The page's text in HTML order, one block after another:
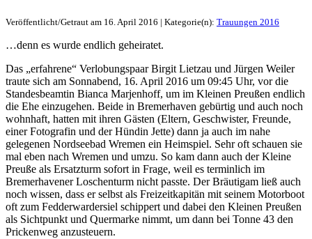
Veröffentlicht/Getraut am 16. April 2016 | Kategorie(n): Trauungen 2016
…denn es wurde endlich geheiratet.
Das „erfahrene“ Verlobungspaar Birgit Lietzau und Jürgen Weiler
traute sich am Sonnabend, 16. April 2016 um 09:45 Uhr, vor die
Standesbeamtin Bianca Marjenhoff, um im Kleinen Preußen endlich
die Ehe einzugehen. Beide in Bremerhaven gebürtig und auch noch
wohnhaft, hatten mit ihren Gästen (Eltern, Geschwister, Freunde,
einer Fotografin und der Hündin Jette) dann ja auch im nahe
gelegenen Nordseebad Wremen ein Heimspiel. Sehr oft schauen sie
mal eben nach Wremen und umzu. So kam dann auch der Kleine
Preuße als Ersatzturm sofort in Frage, weil es terminlich im
Bremerhavener Loschenturm nicht passte. Der Bräutigam ließ auch
noch wissen, dass er selbst als Freizeitkapitän mit seinem Motorboot
oft zum Fedderwardersiel schippert und dabei den Kleinen Preußen
als Sichtpunkt und Quermarke nimmt, um dann bei Tonne 43 den
Prickenweg anzusteuern.